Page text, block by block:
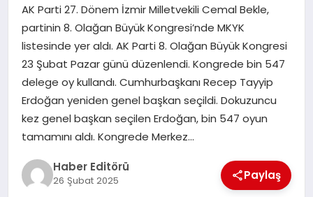
MAGAZIN
SPOR
YAŞAM
AK Parti 27. Dönem İzmir Milletvekili Cemal Bekle,
partinin 8. Olağan Büyük Kongresi’nde MKYK
listesinde yer aldı. AK Parti 8. Olağan Büyük Kongresi
23 Şubat Pazar günü düzenlendi. Kongrede bin 547
delege oy kullandı. Cumhurbaşkanı Recep Tayyip
Erdoğan yeniden genel başkan seçildi. Dokuzuncu
kez genel başkan seçilen Erdoğan, bin 547 oyun
tamamını aldı. Kongrede Merkez…
Haber Editörü
26 Şubat 2025 Paylaş